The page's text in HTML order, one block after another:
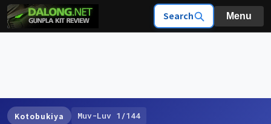
Search Menu
Kotobukiya Muv-Luv 1/144